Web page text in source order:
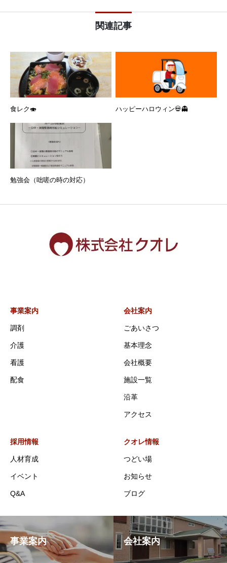
関連記事
食レク🍣 ハッピーハロウィン💀👻
勉強会（咄嗟の時の対応）
事業案内
調剤
介護
看護
配食
会社案内
ごあいさつ
基本理念
会社概要
施設一覧
沿革
アクセス
採用情報
人材育成
イベント
Q&A
クオレ情報
つどい場
お知らせ
ブログ
事業案内 会社案内